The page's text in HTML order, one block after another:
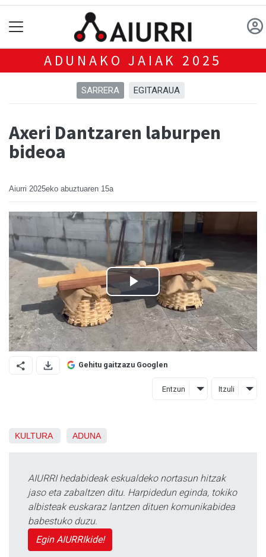
ADUNAKO JAIAK 2025
SARRERA EGITARAUA
Axeri Dantzaren laburpen
bideoa
Aiurri 2025eko abuztuaren 15a
Gehitu gaitzazu Googlen
Entzun Itzuli
KULTURA ADUNA
AIURRI hedabideak eskualdeko nortasun hitzak
jaso eta zabaltzen ditu. Harpidedun eginda, tokiko
albisteak euskaraz lantzen dituen komunikabidea
babestuko duzu.
Egin AIURRIkide!